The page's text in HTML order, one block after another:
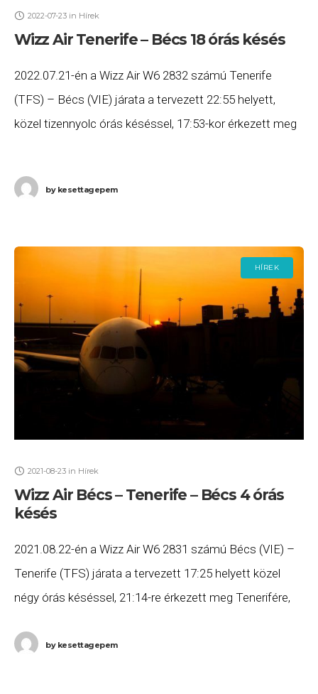
2022-07-23 in Hírek
Wizz Air Tenerife – Bécs 18 órás késés
2022.07.21-én a Wizz Air W6 2832 számú Tenerife
(TFS) – Bécs (VIE) járata a tervezett 22:55 helyett,
közel tizennyolc órás késéssel, 17:53-kor érkezett meg
bykesettagepem
HÍREK
2021-08-23 in Hírek
Wizz Air Bécs – Tenerife – Bécs 4 órás
késés
2021.08.22-én a Wizz Air W6 2831 számú Bécs (VIE) –
Tenerife (TFS) járata a tervezett 17:25 helyett közel
négy órás késéssel, 21:14-re érkezett meg Tenerifére,
bykesettagepem